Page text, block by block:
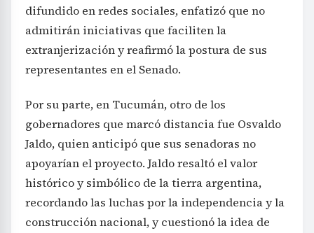
difundido en redes sociales, enfatizó que no
admitirán iniciativas que faciliten la
extranjerización y reafirmó la postura de sus
representantes en el Senado.
Por su parte, en Tucumán, otro de los
gobernadores que marcó distancia fue Osvaldo
Jaldo, quien anticipó que sus senadoras no
apoyarían el proyecto. Jaldo resaltó el valor
histórico y simbólico de la tierra argentina,
recordando las luchas por la independencia y la
construcción nacional, y cuestionó la idea de